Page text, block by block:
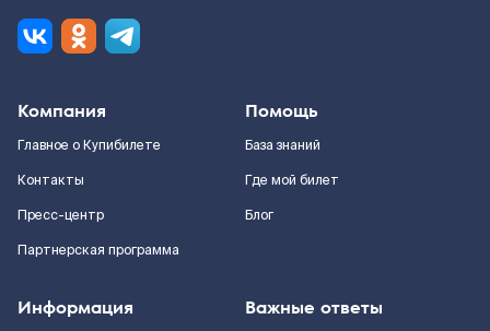
Компания
Главное о Купибилете
Контакты
Пресс-центр
Партнерская программа
Помощь
База знаний
Где мой билет
Блог
Информация Важные ответы